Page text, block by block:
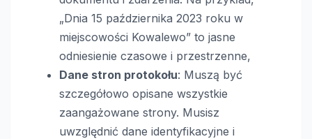
„Dnia 15 października 2023 roku w
miejscowości Kowalewo” to jasne
odniesienie czasowe i przestrzenne,
Dane stron protokołu: Muszą być
szczegółowo opisane wszystkie
zaangażowane strony. Musisz
uwzględnić dane identyfikacyjne i